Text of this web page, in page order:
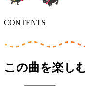
CONTENTS
この曲を楽し